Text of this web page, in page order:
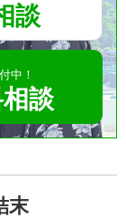
談
中！
談
末